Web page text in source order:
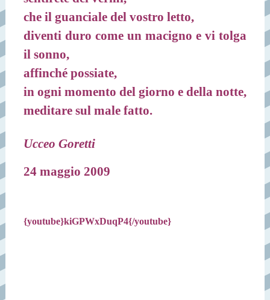
che il guanciale del vostro letto,
diventi duro come un macigno e vi tolga
il sonno,
affinché possiate,
in ogni momento del giorno e della notte,
meditare sul male fatto.
Ucceo Goretti
24 maggio 2009
{youtube}kiGPWxDuqP4{/youtube}